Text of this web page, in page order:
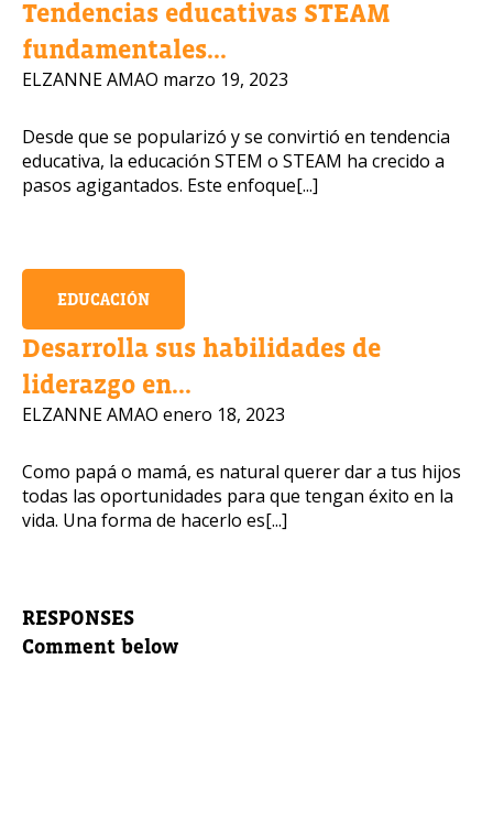
Tendencias educativas STEAM
fundamentales...
ELZANNE AMAO marzo 19, 2023
Desde que se popularizó y se convirtió en tendencia
educativa, la educación STEM o STEAM ha crecido a
pasos agigantados. Este enfoque[...]
EDUCACIÓN
Desarrolla sus habilidades de
liderazgo en...
ELZANNE AMAO enero 18, 2023
Como papá o mamá, es natural querer dar a tus hijos
todas las oportunidades para que tengan éxito en la
vida. Una forma de hacerlo es[...]
RESPONSES
Comment below
Número de celular
Política de Privacidad